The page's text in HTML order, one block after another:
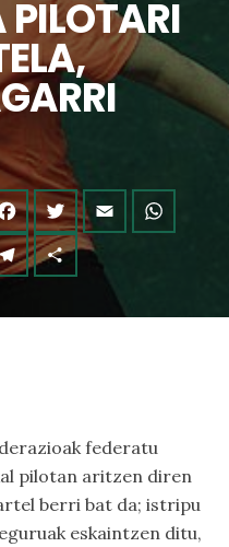
federatu
pilotan aritzen diren
berri bat da; istripu
eskaintzen ditu,